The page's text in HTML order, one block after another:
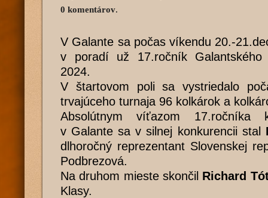
0 komentárov.
V Galante sa počas víkendu 20.-
v poradí už 17.ročník Galantského
2024.
V štartovom poli sa vystriedalo
trvajúceho turnaja 96 kolkárok a
Absolútnym víťazom 17.ročníka
v Galante sa v silnej konkurencii stal
dlhoročný reprezentant Slovenskej
Podbrezová.
Na druhom mieste skončil Richard
Klasy.